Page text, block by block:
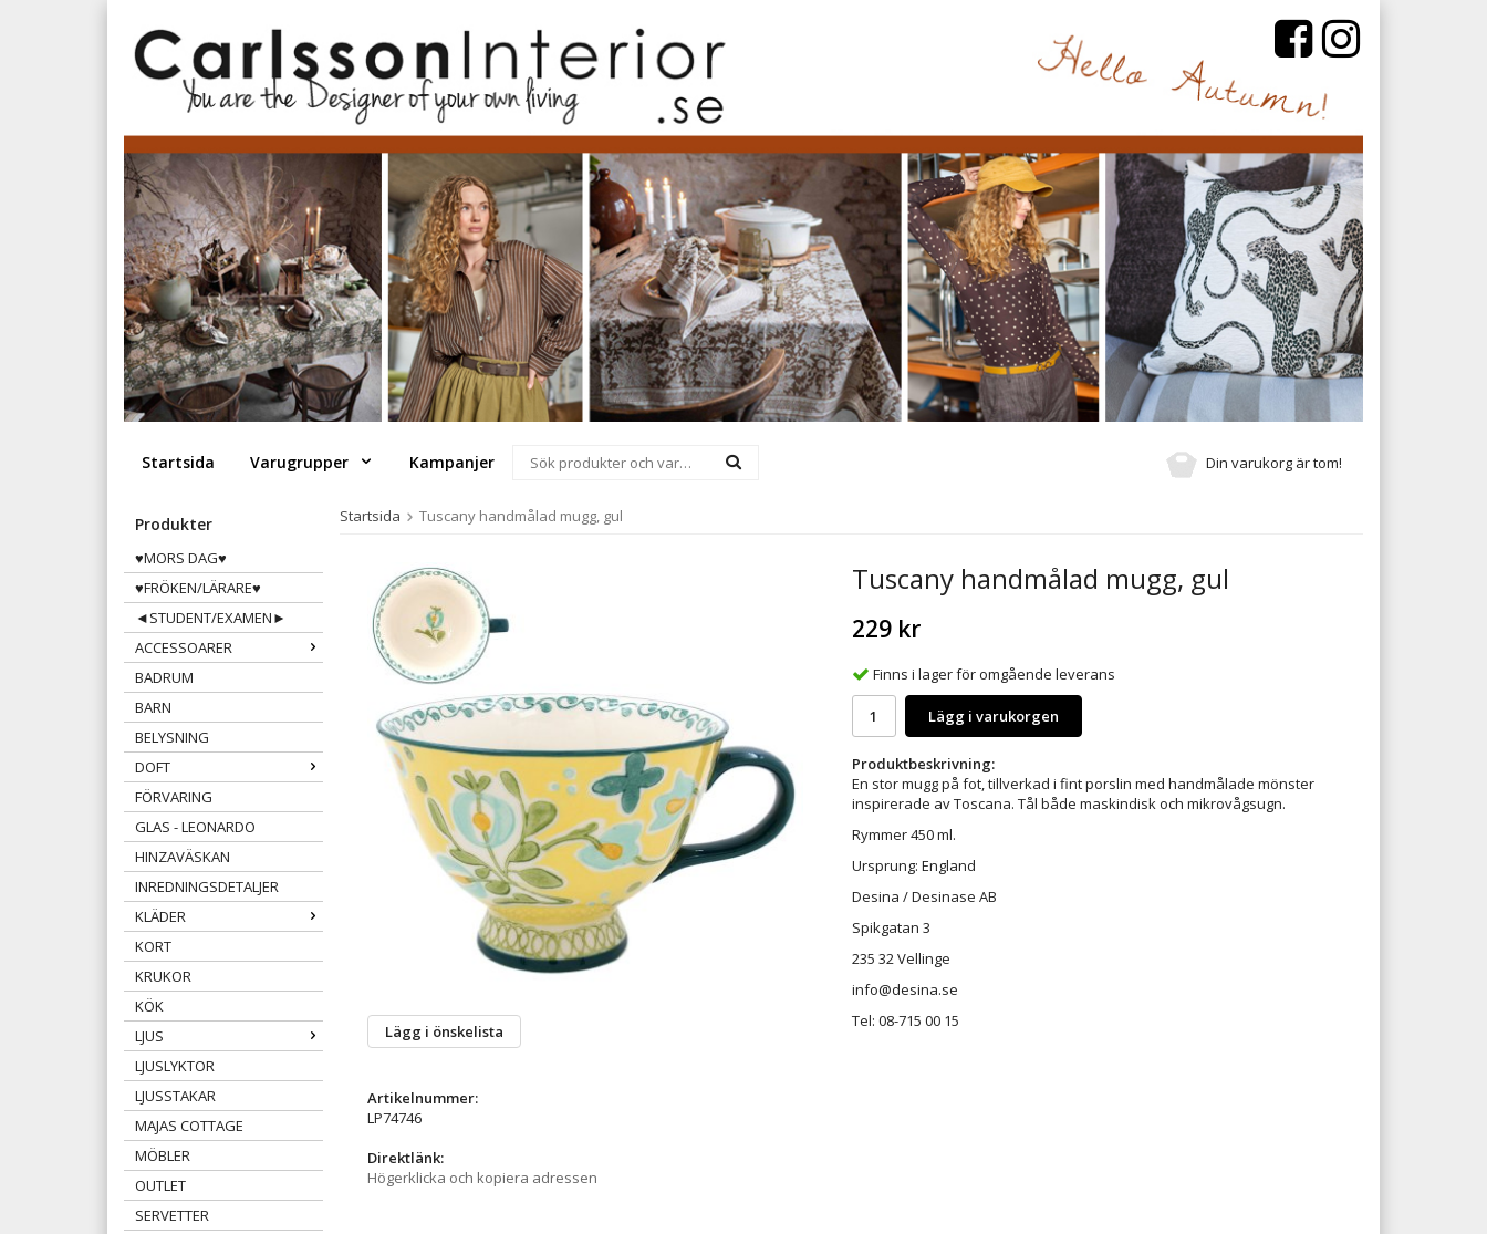
Startsida Varugrupper Kampanjer Din varukorg är tom!
Produkter
♥MORS DAG♥
♥FRÖKEN/LÄRARE♥
◄STUDENT/EXAMEN►
ACCESSOARER
BADRUM
BARN
BELYSNING
DOFT
FÖRVARING
GLAS - LEONARDO
HINZAVÄSKAN
INREDNINGSDETALJER
KLÄDER
KORT
KRUKOR
KÖK
LJUS
LJUSLYKTOR
LJUSSTAKAR
MAJAS COTTAGE
MÖBLER
OUTLET
SERVETTER
Startsida Tuscany handmålad mugg, gul
Tuscany handmålad mugg, gul
229 kr
Finns i lager för omgående leverans
Lägg i varukorgen
Produktbeskrivning:
En stor mugg på fot, tillverkad i fint porslin med handmålade mönster
inspirerade av Toscana. Tål både maskindisk och mikrovågsugn.
Rymmer 450 ml.
Ursprung: England
Desina / Desinase AB
Spikgatan 3
235 32 Vellinge
info@desina.se
Tel: 08-715 00 15
Lägg i önskelista
Artikelnummer:
LP74746
Direktlänk:
Högerklicka och kopiera adressen